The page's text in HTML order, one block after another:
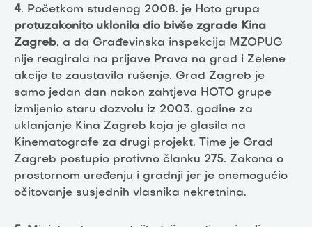
4. Početkom studenog 2008. je Hoto grupa
protuzakonito uklonila dio bivše zgrade Kina
Zagreb, a da Građevinska inspekcija MZOPUG
nije reagirala na prijave Prava na grad i Zelene
akcije te zaustavila rušenje. Grad Zagreb je
samo jedan dan nakon zahtjeva HOTO grupe
izmijenio staru dozvolu iz 2003. godine za
uklanjanje Kina Zagreb koja je glasila na
Kinematografe za drugi projekt. Time je Grad
Zagreb postupio protivno članku 275. Zakona o
prostornom uređenju i gradnji jer je onemogućio
očitovanje susjednih vlasnika nekretnina.